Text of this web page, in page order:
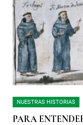
NUESTRAS HISTORIAS
PARA